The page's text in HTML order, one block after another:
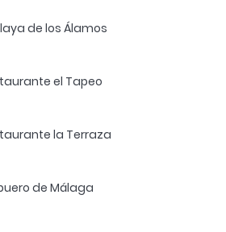
de los Álamos
el Tapeo
la Terraza
de Málaga